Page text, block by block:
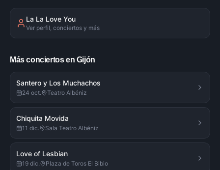
La La Love You
Ver perfil, conciertos y más
Más conciertos en Gijón
Santero y Los Muchachos
24 oct. Teatro Albéniz
Chiquita Movida
11 dic. Sala Teatro Albéniz
Love of Lesbian
19 dic. Plaza de Toros El Bibio